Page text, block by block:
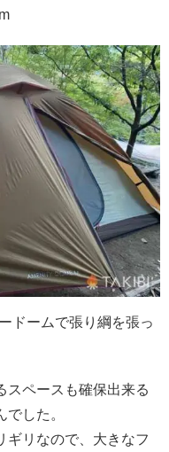
ドームで張り綱を張っ
スペースも確保出来る
した。
ギリなので、大きなフ